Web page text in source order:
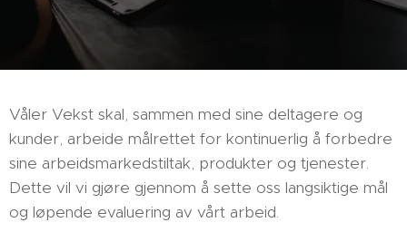
Våler Vekst skal, sammen med sine deltagere og
kunder, arbeide målrettet for kontinuerlig å forbedre
sine arbeidsmarkedstiltak, produkter og tjenester.
Dette vil vi gjøre gjennom å sette oss langsiktige mål
og løpende evaluering av vårt arbeid.